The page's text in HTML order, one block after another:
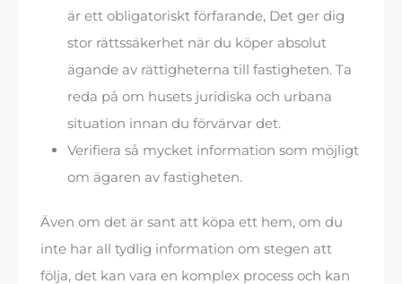
är ett obligatoriskt förfarande, Det ger dig
stor rättssäkerhet när du köper absolut
ägande av rättigheterna till fastigheten. Ta
reda på om husets juridiska och urbana
situation innan du förvärvar det.
Verifiera så mycket information som möjligt
om ägaren av fastigheten.
Även om det är sant att köpa ett hem, om du
inte har all tydlig information om stegen att
följa, det kan vara en komplex process och kan